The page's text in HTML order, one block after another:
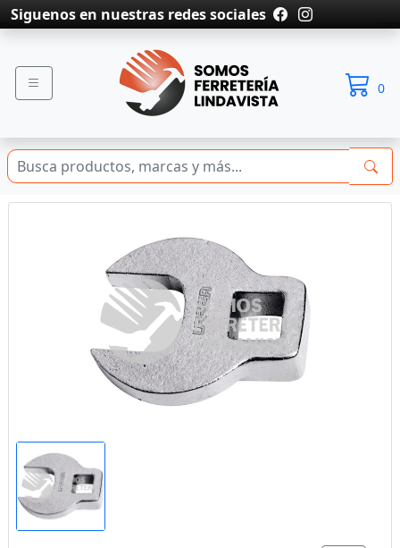
Siguenos en nuestras redes sociales
0